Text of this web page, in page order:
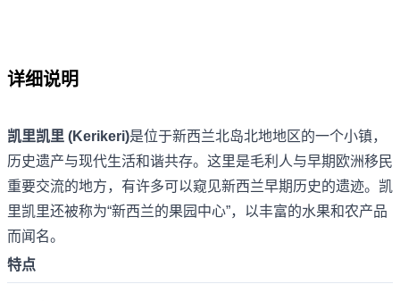
详细说明
凯里凯里 (Kerikeri)是位于新西兰北岛北地地区的一个小镇，
历史遗产与现代生活和谐共存。这里是毛利人与早期欧洲移民
重要交流的地方，有许多可以窥见新西兰早期历史的遗迹。凯
里凯里还被称为“新西兰的果园中心”，以丰富的水果和农产品
而闻名。
特点